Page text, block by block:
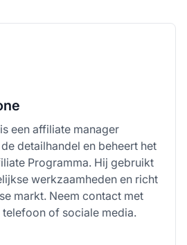
een affiliate manager
detailhandel en beheert het
Programma. Hij gebruikt
werkzaamheden en richt
markt. Neem contact met
of sociale media.